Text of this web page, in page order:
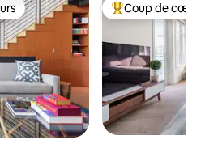
les plus aimés Coup de cœur
Coup de cœur